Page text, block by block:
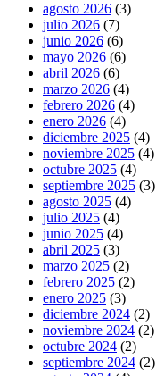
agosto 2026 (3)
julio 2026 (7)
junio 2026 (6)
mayo 2026 (6)
abril 2026 (6)
marzo 2026 (4)
febrero 2026 (4)
enero 2026 (4)
diciembre 2025 (4)
noviembre 2025 (4)
octubre 2025 (4)
septiembre 2025 (3)
agosto 2025 (4)
julio 2025 (4)
junio 2025 (4)
abril 2025 (3)
marzo 2025 (2)
febrero 2025 (2)
enero 2025 (3)
diciembre 2024 (2)
noviembre 2024 (2)
octubre 2024 (2)
septiembre 2024 (2)